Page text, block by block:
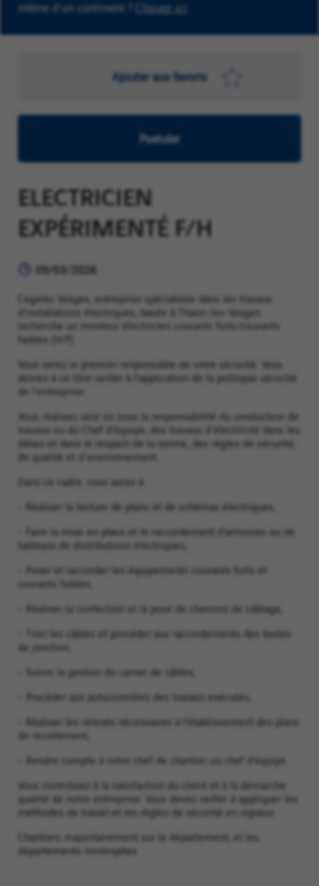
même d'un continent ? Cliquez ici
Ajouter aux favoris
Postuler
ELECTRICIEN
EXPÉRIMENTÉ F/H
09/03/2026
Cegelec Vosges, entreprise spécialisée dans les travaux
d’installations électriques, basée à Thaon-les-Vosges
recherche un monteur électricien courants forts/courants
faibles (H/F).
Vous serez le premier responsable de votre sécurité. Vous
devrez à ce titre veiller à l’application de la politique sécurité
de l’entreprise.
Vous réalisez seul ou sous la responsabilité du conducteur de
travaux ou du Chef d’équipe, des travaux d'électricité dans les
délais et dans le respect de la norme, des règles de sécurité,
de qualité et d'environnement.
Dans ce cadre, vous aurez à :
- Réaliser la lecture de plans et de schémas électriques,
- Faire la mise en place et le raccordement d’armoires ou de
tableaux de distributions électriques,
- Poser et raccorder les équipements courants forts et
courants faibles,
- Réaliser la confection et la pose de chemins de câblage,
- Tirer les câbles et procéder aux raccordements des boites
de jonction,
- Suivre la gestion du carnet de câbles,
- Procéder aux autocontrôles des travaux exécutés,
- Réaliser les relevés nécessaires à l’établissement des plans
de recollement,
- Rendre compte à votre chef de chantier ou chef d’équipe
Vous contribuez à la satisfaction du client et à la démarche
qualité de notre entreprise. Vous devez veiller à appliquer les
méthodes de travail et les règles de sécurité en vigueur.
Chantiers majoritairement sur le département, et les
départements limitrophes